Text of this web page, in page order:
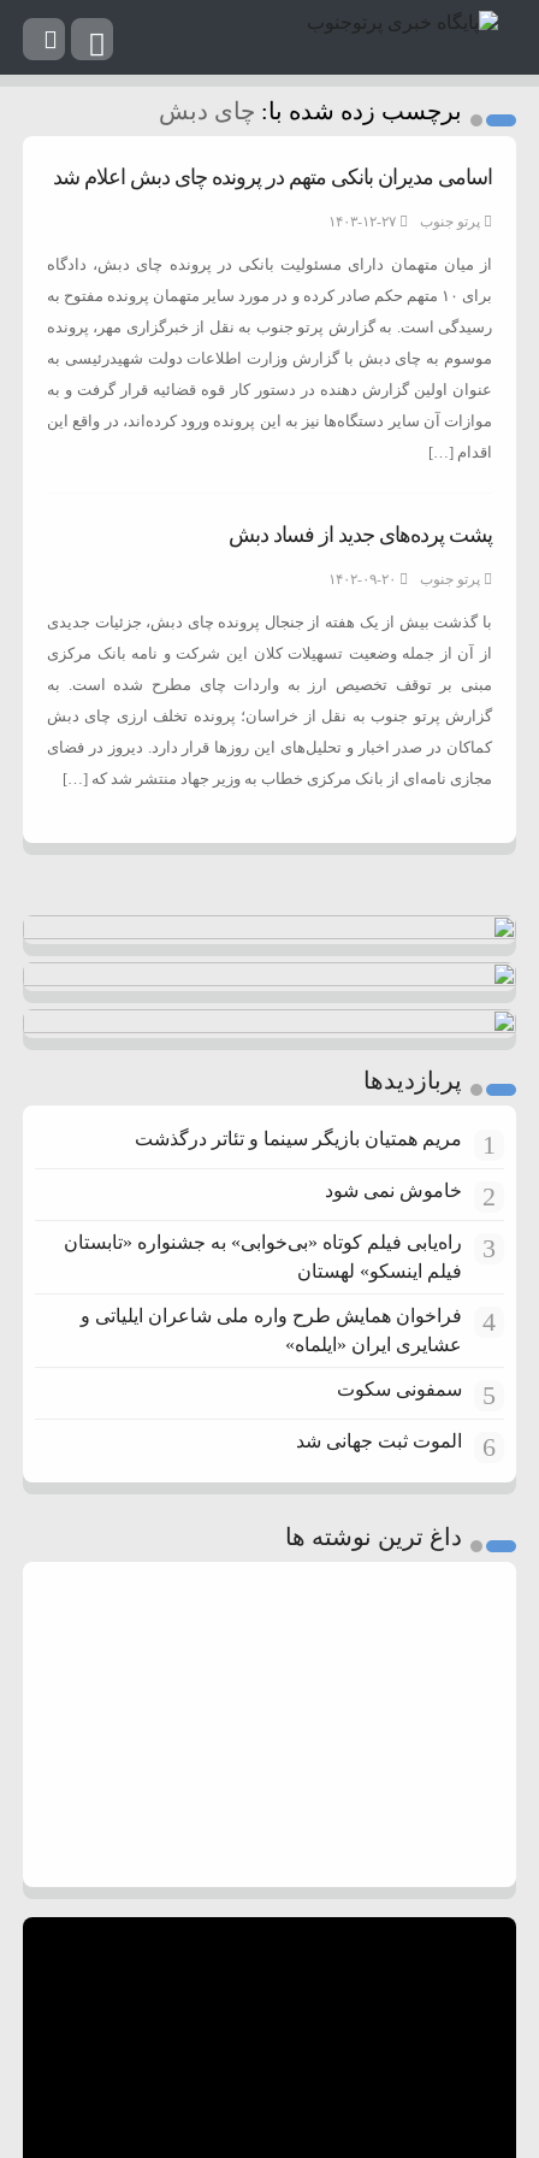
برچسب زده شده با: چای دبش
اسامی مدیران بانکی متهم در پرونده چای دبش اعلام شد
پرتو جنوب ۱۴۰۳-۱۲-۲۷
از میان متهمان دارای مسئولیت بانکی در پرونده چای دبش، دادگاه
برای ۱۰ متهم حکم صادر کرده و در مورد سایر متهمان پرونده مفتوح به
رسیدگی است. به گزارش پرتو جنوب به نقل از خبرگزاری مهر، پرونده
موسوم به چای دبش با گزارش وزارت اطلاعات دولت شهیدرئیسی به
عنوان اولین گزارش دهنده در دستور کار قوه قضائیه قرار گرفت و به
موازات آن سایر دستگاه‌ها نیز به این پرونده ورود کرده‌اند، در واقع این
اقدام […]
پشت پرده‌های جدید از فساد دبش
پرتو جنوب ۱۴۰۲-۰۹-۲۰
با گذشت بیش از یک هفته از جنجال پرونده چای دبش، جزئیات جدیدی
از آن از جمله وضعیت تسهیلات کلان این شرکت و نامه بانک مرکزی
مبنی بر توقف تخصیص ارز به واردات چای مطرح شده است. به
گزارش پرتو جنوب به نقل از خراسان؛ پرونده تخلف ارزی چای دبش
کماکان در صدر اخبار و تحلیل‌های این روز‌ها قرار دارد. دیروز در فضای
مجازی نامه‌ای از بانک مرکزی خطاب به وزیر جهاد منتشر شد که […]
پربازدیدها
1 مریم همتیان بازیگر سینما و تئاتر درگذشت
2 خاموش نمی شود
3
راه‌یابی فیلم کوتاه «بی‌خوابی» به جشنواره «تابستان
فیلم اینسکو» لهستان
4
فراخوان همایش طرح واره ملی شاعران ایلیاتی و
عشایری ایران «ایلماه»
5 سمفونی سکوت
6 الموت ثبت جهانی شد
داغ ترین نوشته ها